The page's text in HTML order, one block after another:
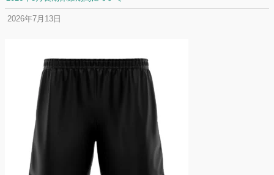
2026年7月13日
名前入りユニフォームで子どもの自信が「プラスになった」と感じた保
護者は約67%！「やや高いと感じたが納得して購入した」と価値を実感
する声も32.7%に！
2026年6月15日
応援ユニフォーム、約53％が「会場に一体感があってよい」と回答。チ
ームへの愛情が伝わる応援スタイルとは？